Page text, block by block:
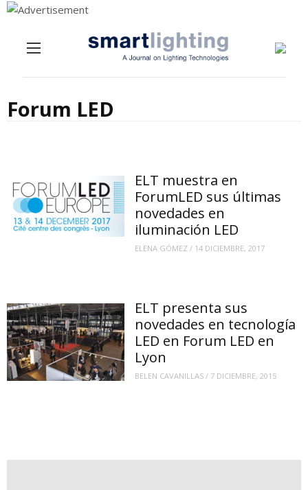
Forum LED
ELT muestra en
ForumLED sus últimas
novedades en
iluminación LED
ELENA GÓMEZ / 14 DICIEMBRE, 2017
ELT presenta sus
novedades en tecnología
LED en Forum LED en
Lyon
BELEN CAVANILLAS / 7 DICIEMBRE, 2015